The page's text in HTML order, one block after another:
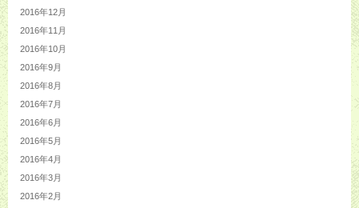
2016年12月
2016年11月
2016年10月
2016年9月
2016年8月
2016年7月
2016年6月
2016年5月
2016年4月
2016年3月
2016年2月